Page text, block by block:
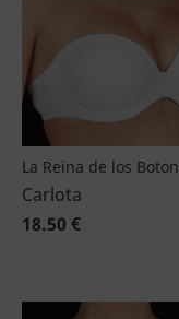
La Reina de los
Carlota
18.50 €